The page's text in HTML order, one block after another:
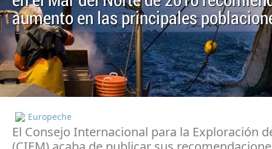
aumento en las principales
Europeche
El Consejo Internacional para la Exploración